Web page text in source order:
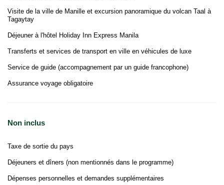
Visite de la ville de Manille et excursion panoramique du volcan Taal à
Tagaytay
Déjeuner à l'hôtel Holiday Inn Express Manila
Transferts et services de transport en ville en véhicules de luxe
Service de guide (accompagnement par un guide francophone)
Assurance voyage obligatoire
Non inclus
Taxe de sortie du pays
Déjeuners et dîners (non mentionnés dans le programme)
Dépenses personnelles et demandes supplémentaires